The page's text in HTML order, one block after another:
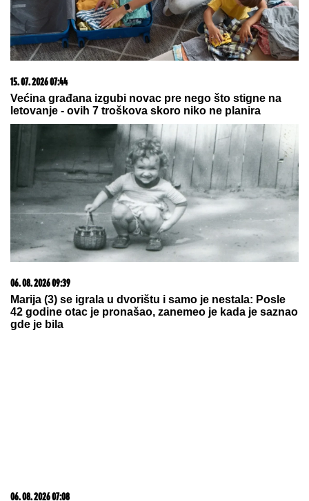
Koliko visoku temperaturu ljudsko telo može da izdrži?
07. 08. 2026 18:02